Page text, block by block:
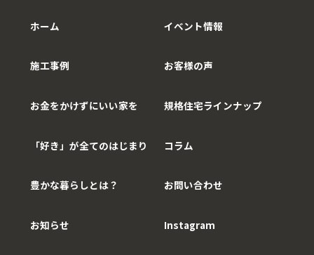
ホーム
施工事例
お金をかけずにいい家を
「好き」が全てのはじまり
豊かな暮らしとは？
お知らせ
イベント情報
お客様の声
規格住宅ラインナップ
コラム
お問い合わせ
Instagram